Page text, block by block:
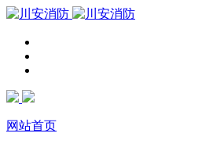
网站首页